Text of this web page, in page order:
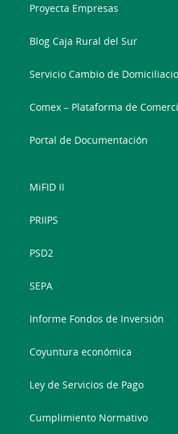
Proyecta Empresas
Blog Caja Rural del Sur
Servicio Cambio de
Comex – Plataforma de
Portal de Documentación
MiFID II
PRIIPS
PSD2
SEPA
Informe Fondos de Inversión
Coyuntura económica
Ley de Servicios de Pago
Cumplimiento Normativo